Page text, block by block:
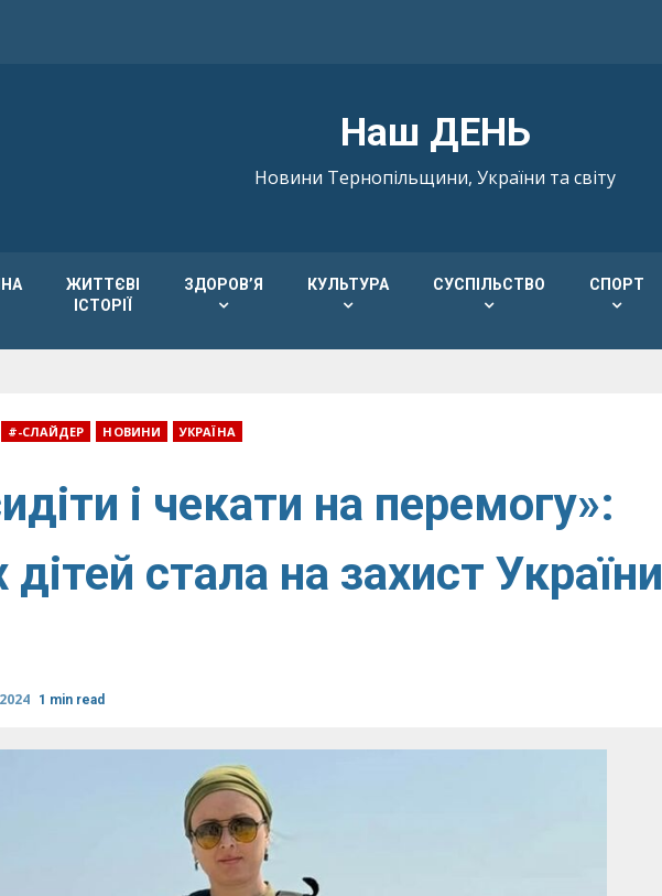
Наш ДЕНЬ
Новини Тернопільщини, України та світу
ЖИТТЄВІ
ІСТОРІЇ
ЗДОРОВ’Я КУЛЬТУРА СУСПІЛЬСТВО СПОРТ
#-СЛАЙДЕР НОВИНИ УКРАЇНА
і чекати на перемогу»:
дітей стала на захист України
1 min read